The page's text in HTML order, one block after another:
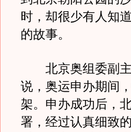
时，却很少有人知
的故事。
北京奥组委副主
说，奥运申办期间
架。申办成功后，
署，经过认真细致